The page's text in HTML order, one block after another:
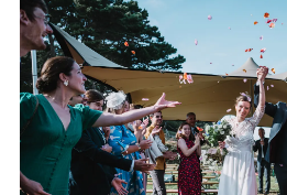
MARIAGE CÉCILE
+